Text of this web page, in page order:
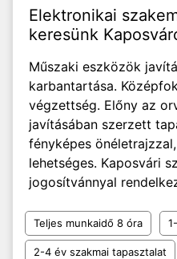
Elektronikai
keresünk
Műszaki eszközök
karbantartása.
végzettség. Előny az
javításában szerzett
fényképes
lehetséges. Kaposvári
jogosítvánnyal
Teljes munkaidő 8 óra
2-4 év szakmai tapasztalat